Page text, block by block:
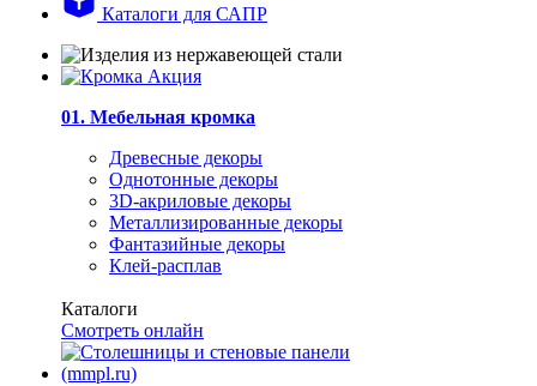
Каталоги для САПР
01. Мебельная кромка
Древесные декоры
Однотонные декоры
3D-акриловые декоры
Металлизированные декоры
Фантазийные декоры
Клей-расплав
Каталоги
Смотреть онлайн